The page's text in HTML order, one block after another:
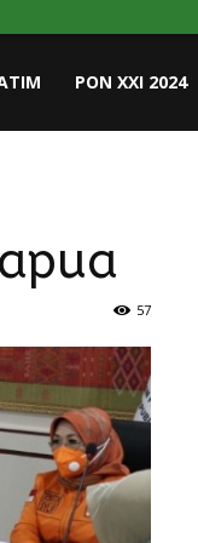
PON XXI 2024
57